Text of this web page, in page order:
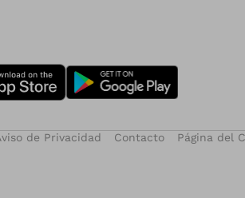
de Privacidad Contacto Página del